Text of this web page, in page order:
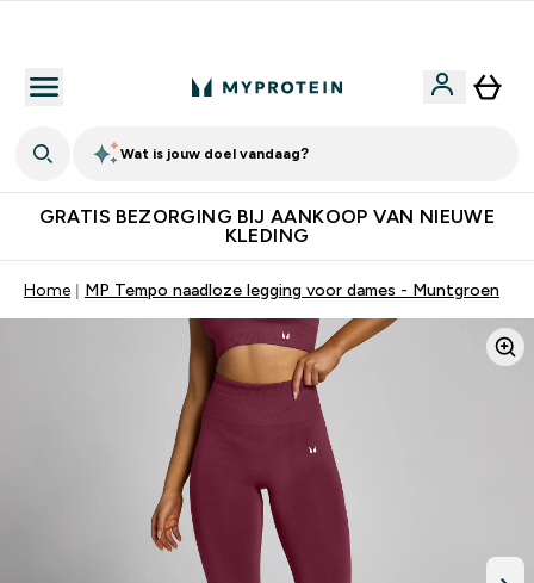
Wat is jouw doel vandaag?
GRATIS BEZORGING BIJ AANKOOP VAN NIEUWE
KLEDING
Home MP Tempo naadloze legging voor dames - Muntgroen